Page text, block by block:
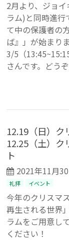
2月より、ジョ
ラム)と同時進行
て中の保護者の
ば』」が始まり
3/5（
さんです。どう
12.19（日）ク
12.25（土）ク
ト
2021年11月
礼拝 イベント
今年のクリスマ
再生される世界
ラムをご用意し
ください！